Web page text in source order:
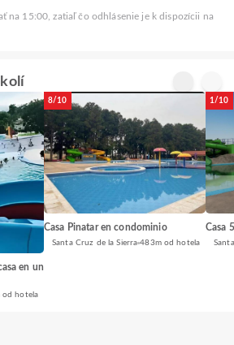
na 15:00, zatiaľ čo odhlásenie je k dispozícii na
en un
od hotela
8/10
Casa Pinatar en condominio
Santa Cruz de la Sierra 483m od hotela
1/10
Casa